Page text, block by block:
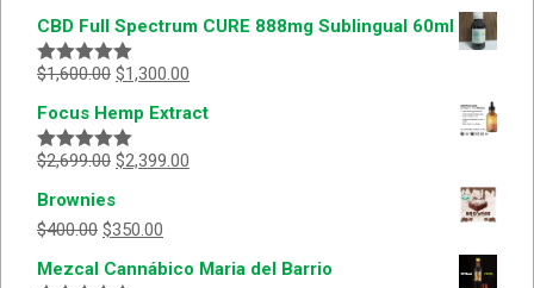
CBD Full Spectrum CURE 888mg Sublingual 60ml
Valorado
5
$1,600.00 $1,300.00
Focus Hemp Extract
Valorado
5
$2,699.00 $2,399.00
Brownies
$400.00 $350.00
Mezcal Cannábico Maria del Barrio